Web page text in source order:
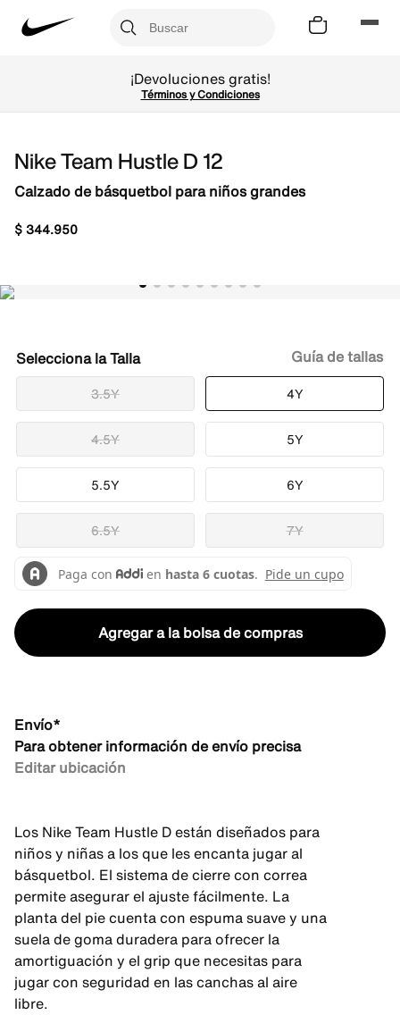
¡Devoluciones gratis!
Términos y Condiciones
Nike Team Hustle D 12
Calzado de básquetbol para niños grandes
$344.950
Talla
3.5Y 4Y
4.5Y 5Y
5.5Y 6Y
6.5Y 7Y
Guía de tallas
Agregar a la bolsa de compras
Envío*
Para obtener información de envío precisa
Editar ubicación
Los Nike Team Hustle D están diseñados para
niños y niñas a los que les encanta jugar al
básquetbol. El sistema de cierre con correa
permite asegurar el ajuste fácilmente. La
planta del pie cuenta con espuma suave y una
suela de goma duradera para ofrecer la
amortiguación y el grip que necesitas para
jugar con seguridad en las canchas al aire
libre.